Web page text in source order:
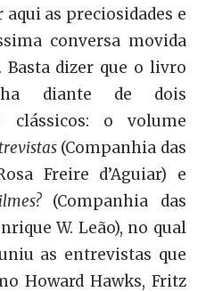
as preciosidades e
conversa movida
dizer que o livro
diante de dois
clássicos: o volume
(Companhia das
Freire d’Aguiar) e
(Companhia das
W. Leão), no qual
as entrevistas que
Howard Hawks, Fritz